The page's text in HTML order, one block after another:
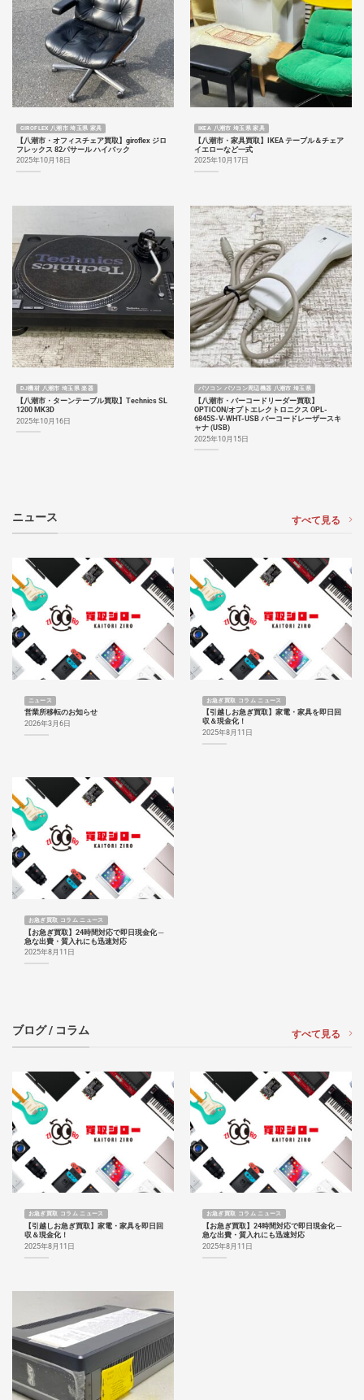
GIROFLEX 八潮市 埼玉県 家具
【八潮市・オフィスチェア買取】giroflex ジロ
フレックス 82パサール ハイバック
2025年10月18日
IKEA 八潮市 埼玉県 家具
【八潮市・家具買取】IKEA テーブル＆チェア
イエローなど一式
2025年10月17日
DJ機材 八潮市 埼玉県 楽器
【八潮市・ターンテーブル買取】Technics SL
1200 MK3D
2025年10月16日
パソコン パソコン周辺機器 八潮市 埼玉県
【八潮市・バーコードリーダー買取】
OPTICON/オプトエレクトロニクス OPL-
6845S-V-WHT-USB バーコードレーザースキ
ャナ (USB)
2025年10月15日
ニュース すべて見る
ニュース
営業所移転のお知らせ
2026年3月6日
お急ぎ買取 コラム ニュース
【引越しお急ぎ買取】家電・家具を即日回
収＆現金化！
2025年8月11日
お急ぎ買取 コラム ニュース
【お急ぎ買取】24時間対応で即日現金化 ─
急な出費・質入れにも迅速対応
2025年8月11日
ブログ / コラム すべて見る
お急ぎ買取 コラム ニュース
【引越しお急ぎ買取】家電・家具を即日回
収＆現金化！
2025年8月11日
お急ぎ買取 コラム ニュース
【お急ぎ買取】24時間対応で即日現金化 ─
急な出費・質入れにも迅速対応
2025年8月11日